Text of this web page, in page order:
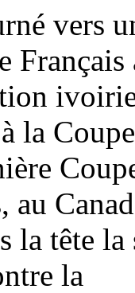
vers
la
au
la tête
la